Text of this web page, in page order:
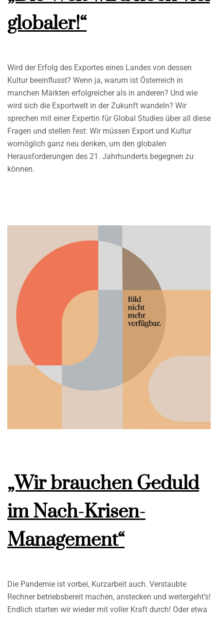
globaler!“
Wird der Erfolg des Exportes eines Landes von dessen
Kultur beeinflusst? Wenn ja, warum ist Österreich in
manchen Märkten erfolgreicher als in anderen? Und wie
wird sich die Exportwelt in der Zukunft wandeln? Wir
sprechen mit einer Expertin für Global Studies über all diese
Fragen und stellen fest: Wir müssen Export und Kultur
womöglich ganz neu denken, um den globalen
Herausforderungen des 21. Jahrhunderts begegnen zu
können.
„Wir brauchen Geduld
im Nach-Krisen-
Management“
Die Pandemie ist vorbei, Kurzarbeit auch. Verstaubte
Rechner betriebsbereit machen, anstecken und weitergeht’s!
Endlich starten wir wieder mit voller Kraft durch! Oder etwa